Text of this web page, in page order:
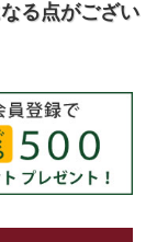
る点がござい